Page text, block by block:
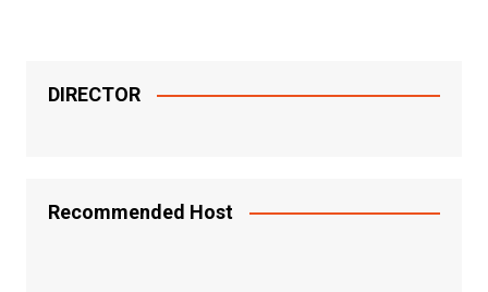
DIRECTOR
Recommended Host